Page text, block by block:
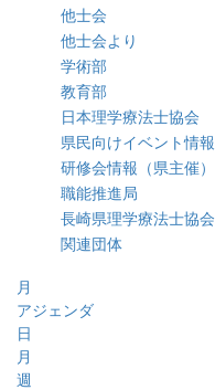
他士会
他士会より
学術部
教育部
日本理学療法士協会
県民向けイベント情報
研修会情報（県主催）
職能推進局
長崎県理学療法士協会
関連団体
月
アジェンダ
日
月
週